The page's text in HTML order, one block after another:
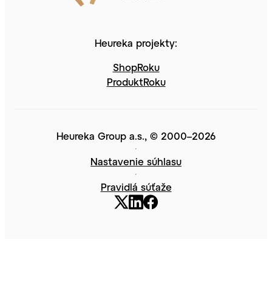
Heureka projekty:
ShopRoku
ProduktRoku
Heureka Group a.s., © 2000–2026
Nastavenie súhlasu
Pravidlá súťaže